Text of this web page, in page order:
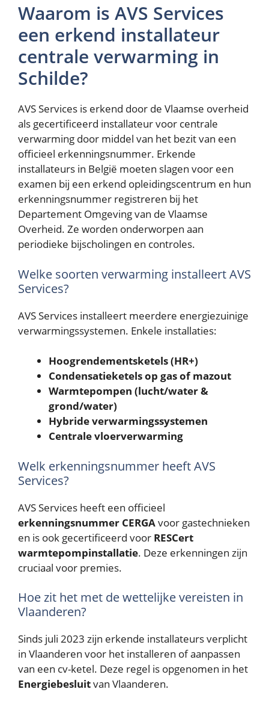
Waarom is AVS Services
een erkend installateur
centrale verwarming in
Schilde?
AVS Services is erkend door de Vlaamse overheid
als gecertificeerd installateur voor centrale
verwarming door middel van het bezit van een
officieel erkenningsnummer. Erkende
installateurs in België moeten slagen voor een
examen bij een erkend opleidingscentrum en hun
erkenningsnummer registreren bij het
Departement Omgeving van de Vlaamse
Overheid. Ze worden onderworpen aan
periodieke bijscholingen en controles.
Welke soorten verwarming installeert AVS
Services?
AVS Services installeert meerdere energiezuinige
verwarmingssystemen. Enkele installaties:
Hoogrendementsketels (HR+)
Condensatieketels op gas of mazout
Warmtepompen (lucht/water &
grond/water)
Hybride verwarmingssystemen
Centrale vloerverwarming
Welk erkenningsnummer heeft AVS
Services?
AVS Services heeft een officieel
erkenningsnummer CERGAvoor gastechnieken
en is ook gecertificeerd voor RESCert
warmtepompinstallatie. Deze erkenningen zijn
cruciaal voor premies.
Hoe zit het met de wettelijke vereisten in
Vlaanderen?
Sinds juli 2023 zijn erkende installateurs verplicht
in Vlaanderen voor het installeren of aanpassen
van een cv-ketel. Deze regel is opgenomen in het
Energiebesluitvan Vlaanderen.